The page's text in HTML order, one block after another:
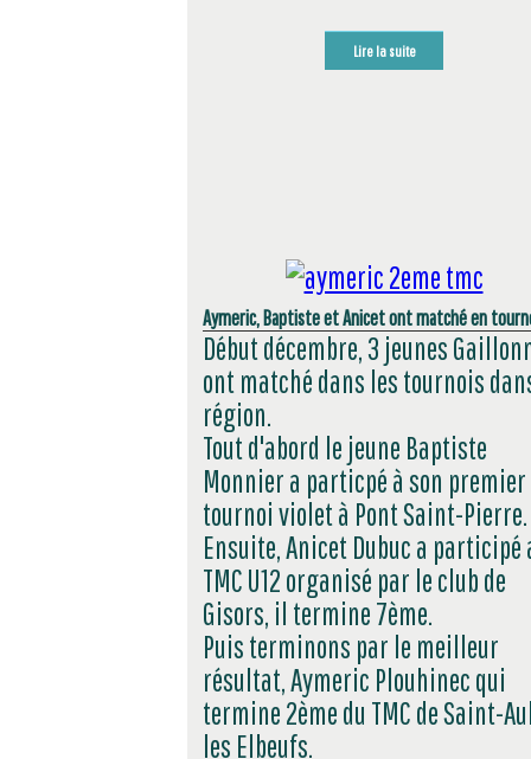
Lire la suite
Aymeric, Baptiste et Anicet ont matché en
Début décembre, 3 jeunes
ont matché dans les tournois
région.
Tout d'abord le jeune Baptiste
Monnier a particpé à son premier
tournoi violet à Pont Saint-Pierre.
Ensuite, Anicet Dubuc a participé
TMC U12 organisé par le club de
Gisors, il termine 7ème.
Puis terminons par le meilleur
résultat, Aymeric Plouhinec qui
termine 2ème du TMC de Saint-
les Elbeufs.